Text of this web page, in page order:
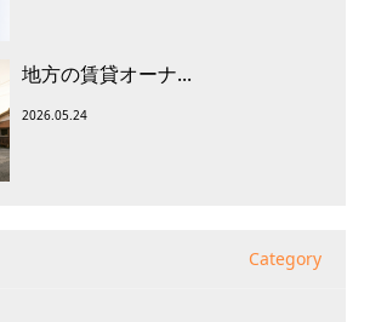
地方の賃貸オーナ...
2026.05.24
Category